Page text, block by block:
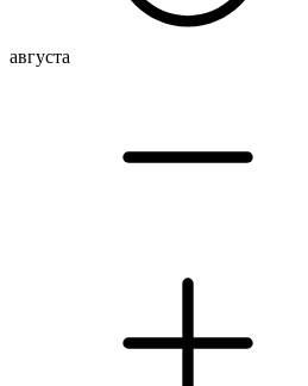
августа